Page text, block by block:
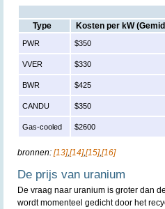
Type
Kosten per kW
PWR $350
VVER $330
BWR $425
CANDU $350
Gas-cooled $2600
bronnen: [13],[14],[15],[16]
De prijs van uranium
De vraag naar uranium is groter dan
wordt momenteel gedicht door het